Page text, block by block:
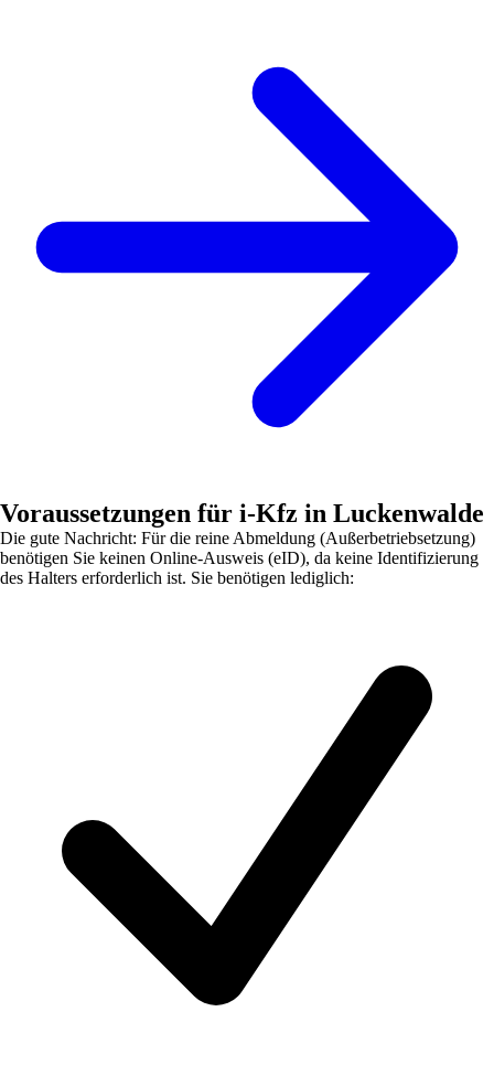
Voraussetzungen für i-Kfz in Luckenwalde
Die gute Nachricht: Für die reine Abmeldung (Außerbetriebsetzung)
benötigen Sie keinen Online-Ausweis (eID), da keine Identifizierung
des Halters erforderlich ist. Sie benötigen lediglich: